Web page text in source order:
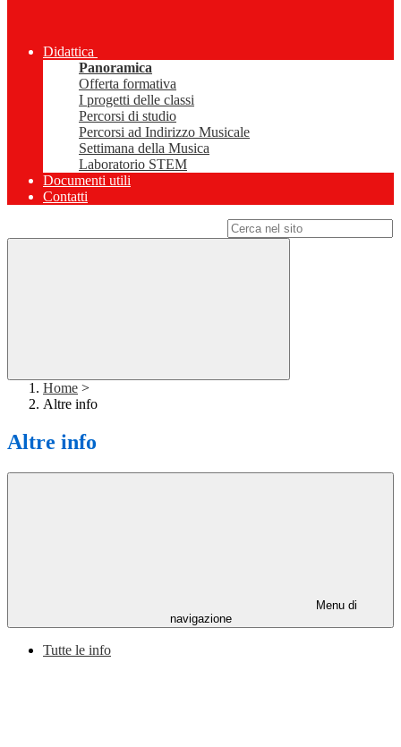
Didattica
Panoramica
Offerta formativa
I progetti delle classi
Percorsi di studio
Percorsi ad Indirizzo Musicale
Settimana della Musica
Laboratorio STEM
Documenti utili
Contatti
Home >
Altre info
Altre info
Menu di
navigazione
Tutte le info